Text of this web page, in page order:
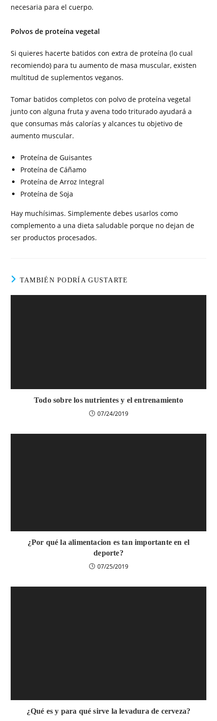
necesaria para el cuerpo.
Polvos de proteína vegetal
Si quieres hacerte batidos con extra de proteína (lo cual
recomiendo) para tu aumento de masa muscular, existen
multitud de suplementos veganos.
Tomar batidos completos con polvo de proteína vegetal
junto con alguna fruta y avena todo triturado ayudará a
que consumas más calorías y alcances tu objetivo de
aumento muscular.
Proteína de Guisantes
Proteína de Cáñamo
Proteína de Arroz Integral
Proteína de Soja
Hay muchísimas. Simplemente debes usarlos como
complemento a una dieta saludable porque no dejan de
ser productos procesados.
TAMBIÉN PODRÍA GUSTARTE
Todo sobre los nutrientes y el entrenamiento
07/24/2019
¿Por qué la alimentacion es tan importante en el
deporte?
07/25/2019
¿Qué es y para qué sirve la levadura de cerveza?